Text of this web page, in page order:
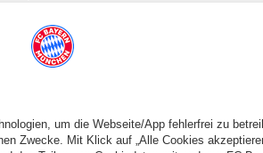
die Begegnung dem Ende
Liam Morisson aufnahm und
Minuten später nutzte erneut Qenaj
Mann, und schob zum 2:3-
- Pavlovic, Neziri, Wanner (86.